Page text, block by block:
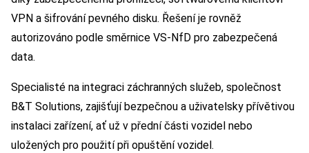
VPN a šifrování pevného disku. Řešení je rovněž
autorizováno podle směrnice VS-NfD pro zabezpečená
data.
Specialisté na integraci záchranných služeb, společnost
B&T Solutions, zajišťují bezpečnou a uživatelsky přívětivou
instalaci zařízení, ať už v přední části vozidel nebo
uložených pro použití při opuštění vozidel.